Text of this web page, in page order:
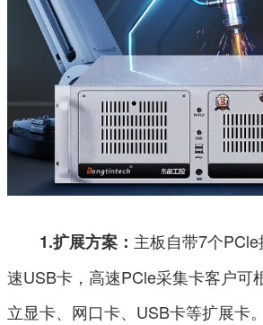
1.扩展方案：主板自带7个
速USB卡，高速PCle采集卡客户可
立显卡、网口卡、USB卡等扩展卡。